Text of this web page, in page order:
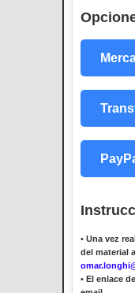
• Una vez
del material
• El enlace